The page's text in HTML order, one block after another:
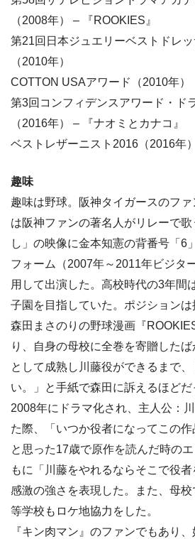
（2008年） – 『ROOKIES』
第21回日本ジュエリーベストドレ
（2010年）
COTTON USAアワード（2010年）
第3回コンフィデンスアワード・ド
（2016年） – 『ナオミとカナコ』
ベストレザーニスト2016（2016年）
趣味
趣味は野球。阪神タイガースのフ
は阪神ファンの著名人がリレーで
し」の映像に金本知憲の背番号「6
フォーム（2007年～2011年ビジタ
用して出演した。高校時代の3年間
子園を目指していた。ポジションは
森田まさのりの野球漫画『
り、自身の母校に全巻を寄贈した
として成熟し川藤役ができるまで
い。」と手紙で森田に訴えるほど
2008年にドラマ化され、主人公：
た際、「いつか役者になってこの作
と思った17歳で原作を読んだ時の
もに「川藤をやれるならそこで役
感激の強さを表現した。また、母
等学校もロケ地協力をした。
『キン肉マン』のファンでもあり